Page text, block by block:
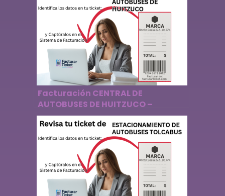
Facturación CENTRAL DE
AUTOBUSES DE HUITZUCO –
Descargar Factura